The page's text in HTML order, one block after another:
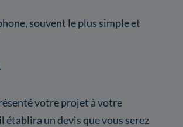
souvent le plus simple et
votre projet à votre
établira un devis que vous serez